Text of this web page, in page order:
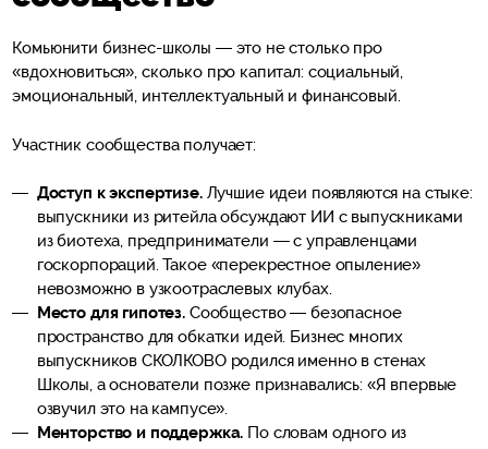
Комьюнити бизнес-школы — это не столько про
«вдохновиться», сколько про капитал: социальный,
эмоциональный, интеллектуальный и финансовый.
Участник сообщества получает:
Доступ к экспертизе. Лучшие идеи появляются на стыке:
выпускники из ритейла обсуждают ИИ с выпускниками
из биотеха, предприниматели — с управленцами
госкорпораций. Такое «перекрестное опыление»
невозможно в узкоотраслевых клубах.
Место для гипотез. Сообщество — безопасное
пространство для обкатки идей. Бизнес многих
выпускников СКОЛКОВО родился именно в стенах
Школы, а основатели позже признавались: «Я впервые
озвучил это на кампусе».
Менторство и поддержка. По словам одного из